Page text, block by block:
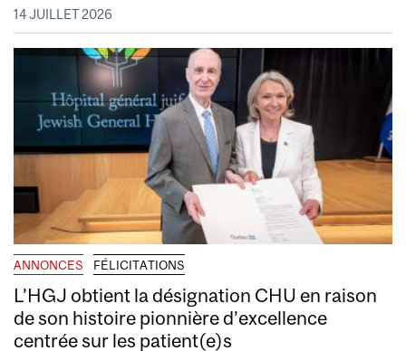
14 JUILLET 2026
ANNONCES FÉLICITATIONS
L’HGJ obtient la désignation CHU en raison
de son histoire pionnière d’excellence
centrée sur les patient(e)s